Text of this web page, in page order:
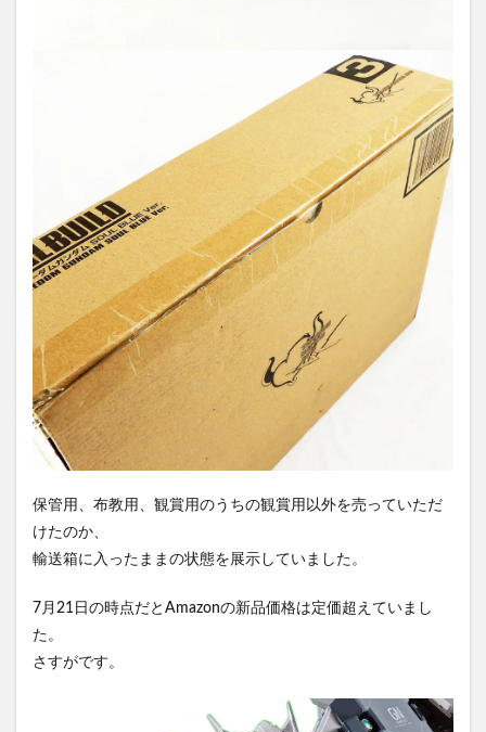
保管用、布教用、観賞用のうちの観賞用以外を売っていただ
けたのか、
輸送箱に入ったままの状態を展示していました。
7月21日の時点だとAmazonの新品価格は定価超えていまし
た。
さすがです。